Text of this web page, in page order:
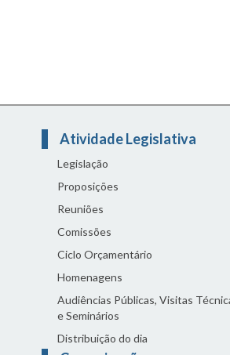
Atividade Legislativa
Legislação
Proposições
Reuniões
Comissões
Ciclo Orçamentário
Homenagens
Audiências Públicas, Visitas
e Seminários
Distribuição do dia